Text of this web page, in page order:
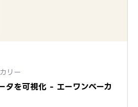
リー
タを可視化 - エーワンベーカ